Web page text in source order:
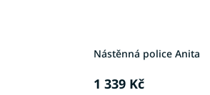
Nástěnná police Anita
1 339 Kč